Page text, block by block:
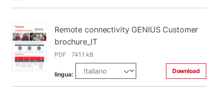
Remote connectivity GENIUS Customer
brochure_IT
PDF 741.1 kB
lingua: Download